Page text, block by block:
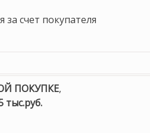
за счет покупателя
ПОКУПКЕ,